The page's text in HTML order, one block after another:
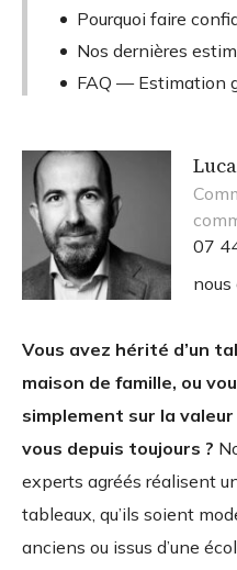
Pourquoi faire
Nos dernières
FAQ — Estimation
07
Vous avez hérité d’un
maison de famille, ou
simplement sur la
vous depuis toujours ?
experts agréés réalisent
tableaux, qu’ils soient
anciens ou issus d’une